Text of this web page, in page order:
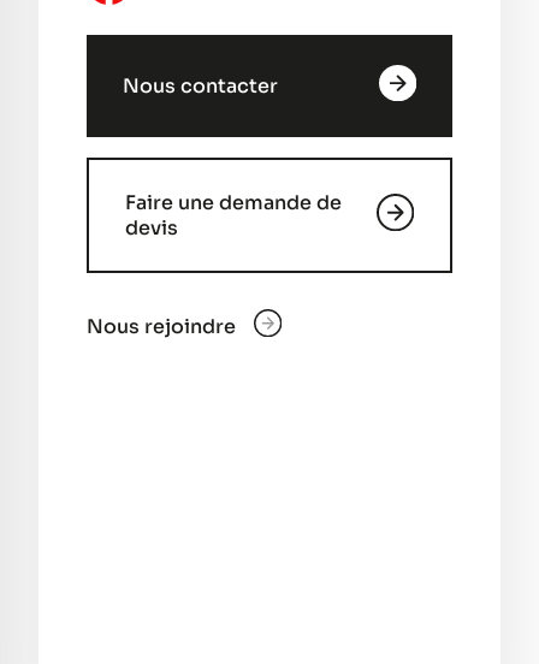
Nous contacter
Faire une demande de
devis
Nous rejoindre